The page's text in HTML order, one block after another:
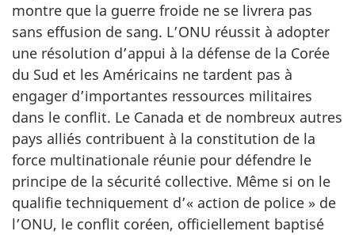
montre que la guerre froide ne se livrera pas
sans effusion de sang. L’ONU réussit à adopter
une résolution d’appui à la défense de la Corée
du Sud et les Américains ne tardent pas à
engager d’importantes ressources militaires
dans le conflit. Le Canada et de nombreux autres
pays alliés contribuent à la constitution de la
force multinationale réunie pour défendre le
principe de la sécurité collective. Même si on le
qualifie techniquement d’« action de police » de
l’ONU, le conflit coréen, officiellement baptisé